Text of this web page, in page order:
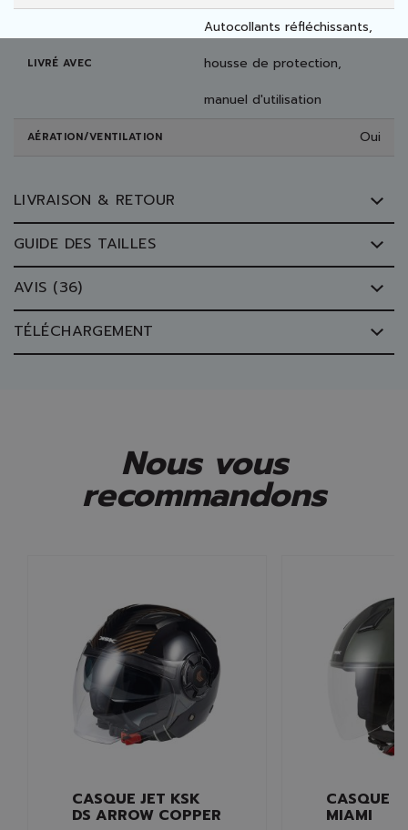
LIVRÉ AVEC
Autocollants réfléchissants,
housse de protection,
manuel d'utilisation
AÉRATION/VENTILATION Oui
LIVRAISON & RETOUR
GUIDE DES TAILLES
AVIS (36)
TÉLÉCHARGEMENT
Nous vous
recommandons
CASQUE JET KSK
DS ARROW COPPER
CASQUE
MIAMI